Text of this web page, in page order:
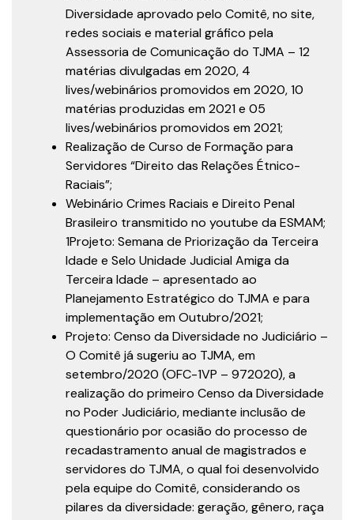
Diversidade aprovado pelo Comitê, no site,
redes sociais e material gráfico pela
Assessoria de Comunicação do TJMA – 12
matérias divulgadas em 2020, 4
lives/webinários promovidos em 2020, 10
matérias produzidas em 2021 e 05
lives/webinários promovidos em 2021;
Realização de Curso de Formação para
Servidores “Direito das Relações Étnico-
Raciais”;
Webinário Crimes Raciais e Direito Penal
Brasileiro transmitido no youtube da ESMAM;
1Projeto: Semana de Priorização da Terceira
Idade e Selo Unidade Judicial Amiga da
Terceira Idade – apresentado ao
Planejamento Estratégico do TJMA e para
implementação em Outubro/2021;
Projeto: Censo da Diversidade no Judiciário –
O Comitê já sugeriu ao TJMA, em
setembro/2020 (OFC-1VP – 972020), a
realização do primeiro Censo da Diversidade
no Poder Judiciário, mediante inclusão de
questionário por ocasião do processo de
recadastramento anual de magistrados e
servidores do TJMA, o qual foi desenvolvido
pela equipe do Comitê, considerando os
pilares da diversidade: geração, gênero, raça